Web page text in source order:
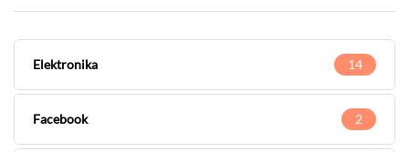
Elektronika 14
Facebook 2